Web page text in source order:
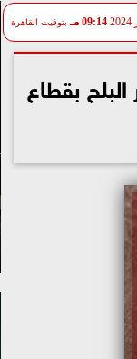
09:14 مـ بتوقيت القاهرة
بقطاع